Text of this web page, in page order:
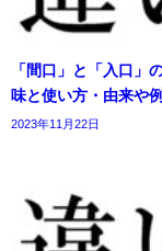
「間口」と「入口」
味と使い方・由来や
2023年11月22日